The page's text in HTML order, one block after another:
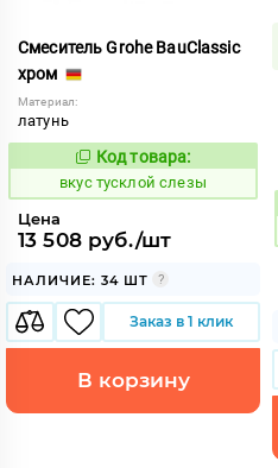
Смеситель Grohe BauClassic
хром
Материал:
латунь
Код:
185221
Код товара:
вкус тусклой слезы
Цена
13 508 руб./шт
НАЛИЧИЕ: 34 ШТ
Заказ в 1 клик
В корзину